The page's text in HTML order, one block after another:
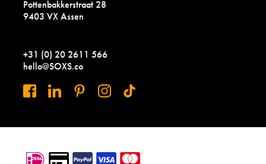
Pottenbakkerstraat 28
9403 VX Assen
+31 (0) 20 2611 566
hello@SOXS.co